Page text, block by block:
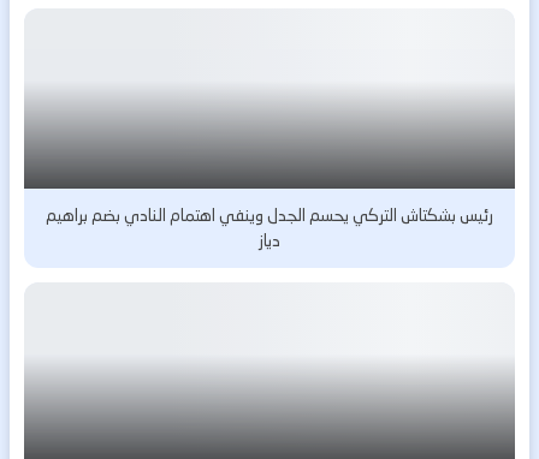
رئيس بشكتاش التركي يحسم الجدل وينفي اهتمام النادي بضم براهيم
دياز